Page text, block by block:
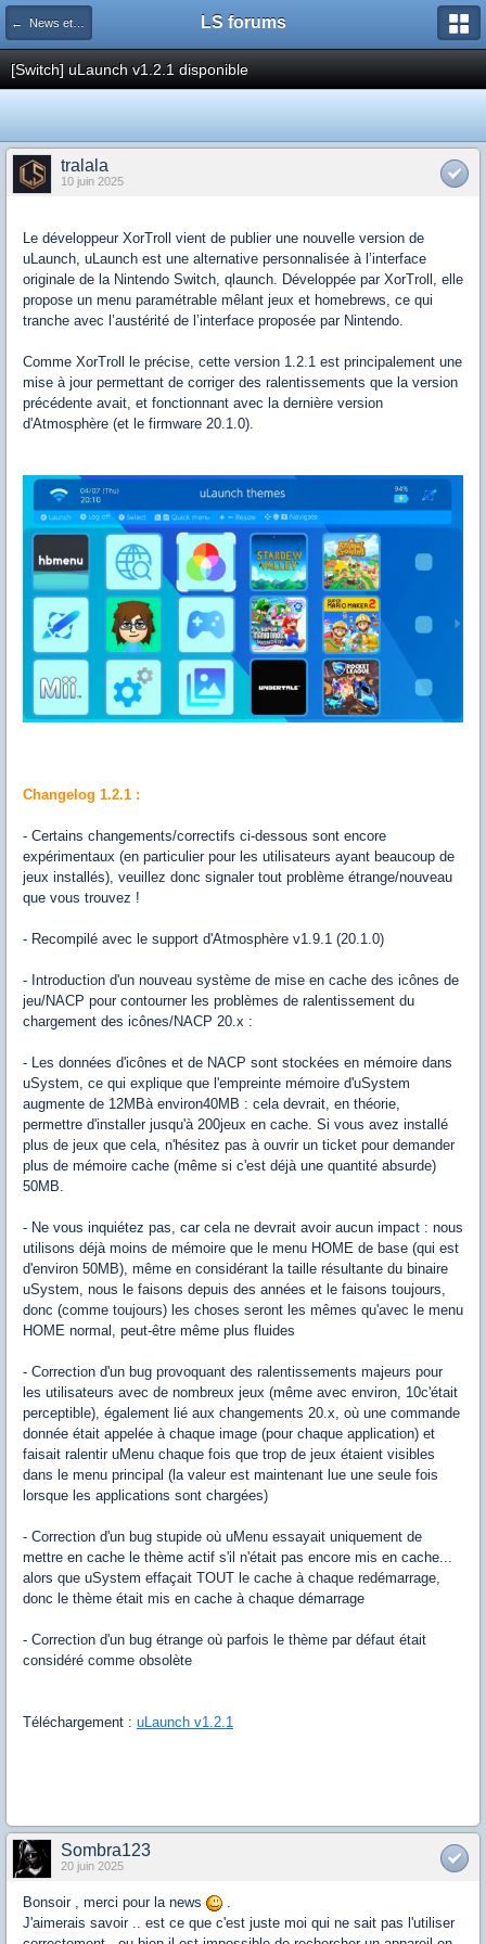
← News et actualités postées sur LS LS forums
[Switch] uLaunch v1.2.1 disponible
tralala
10 juin 2025
Le développeur XorTroll vient de publier une nouvelle version de
uLaunch, uLaunch est une alternative personnalisée à l’interface
originale de la Nintendo Switch, qlaunch. Développée par XorTroll, elle
propose un menu paramétrable mêlant jeux et homebrews, ce qui
tranche avec l’austérité de l’interface proposée par Nintendo.
Comme XorTroll le précise, cette version 1.2.1 est principalement une
mise à jour permettant de corriger des ralentissements que la version
précédente avait, et fonctionnant avec la dernière version
d'Atmosphère (et le firmware 20.1.0).
Changelog 1.2.1 :
- Certains changements/correctifs ci-dessous sont encore
expérimentaux (en particulier pour les utilisateurs ayant beaucoup de
jeux installés), veuillez donc signaler tout problème étrange/nouveau
que vous trouvez !
- Recompilé avec le support d'Atmosphère v1.9.1 (20.1.0)
- Introduction d'un nouveau système de mise en cache des icônes de
jeu/NACP pour contourner les problèmes de ralentissement du
chargement des icônes/NACP 20.x :
- Les données d'icônes et de NACP sont stockées en mémoire dans
uSystem, ce qui explique que l'empreinte mémoire d'uSystem
augmente de 12MBà environ40MB : cela devrait, en théorie,
permettre d'installer jusqu'à 200jeux en cache. Si vous avez installé
plus de jeux que cela, n'hésitez pas à ouvrir un ticket pour demander
plus de mémoire cache (même si c'est déjà une quantité absurde)
50MB.
- Ne vous inquiétez pas, car cela ne devrait avoir aucun impact : nous
utilisons déjà moins de mémoire que le menu HOME de base (qui est
d'environ 50MB), même en considérant la taille résultante du binaire
uSystem, nous le faisons depuis des années et le faisons toujours,
donc (comme toujours) les choses seront les mêmes qu'avec le menu
HOME normal, peut-être même plus fluides
- Correction d'un bug provoquant des ralentissements majeurs pour
les utilisateurs avec de nombreux jeux (même avec environ, 10c'était
perceptible), également lié aux changements 20.x, où une commande
donnée était appelée à chaque image (pour chaque application) et
faisait ralentir uMenu chaque fois que trop de jeux étaient visibles
dans le menu principal (la valeur est maintenant lue une seule fois
lorsque les applications sont chargées)
- Correction d'un bug stupide où uMenu essayait uniquement de
mettre en cache le thème actif s'il n'était pas encore mis en cache...
alors que uSystem effaçait TOUT le cache à chaque redémarrage,
donc le thème était mis en cache à chaque démarrage
- Correction d'un bug étrange où parfois le thème par défaut était
considéré comme obsolète
Téléchargement : uLaunch v1.2.1
Sombra123
20 juin 2025
Bonsoir , merci pour la news
.
J'aimerais savoir .. est ce que c'est juste moi qui ne sait pas l'utiliser